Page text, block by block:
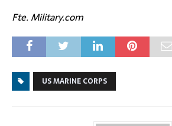
Fte. Military.com
US MARINE CORPS